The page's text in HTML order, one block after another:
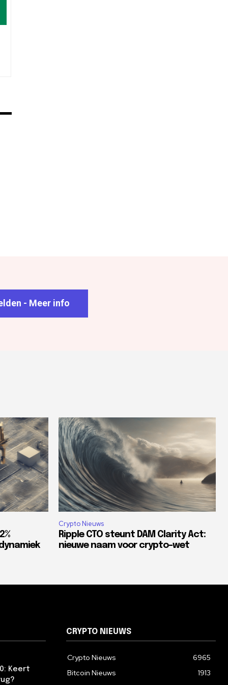
- Meer info
Crypto Nieuws
Ripple CTO steunt DAM Clarity Act:
nieuwe naam voor crypto-wet
Keert
CRYPTO NIEUWS
Crypto Nieuws
6965
Bitcoin Nieuws
1913